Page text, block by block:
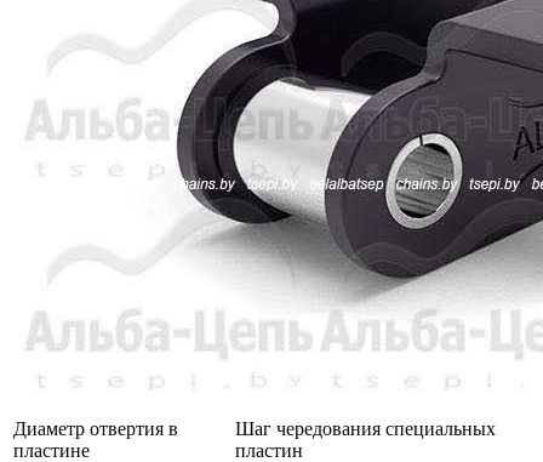
Диаметр отвертия в
пластине
Шаг чередования специальных
пластин